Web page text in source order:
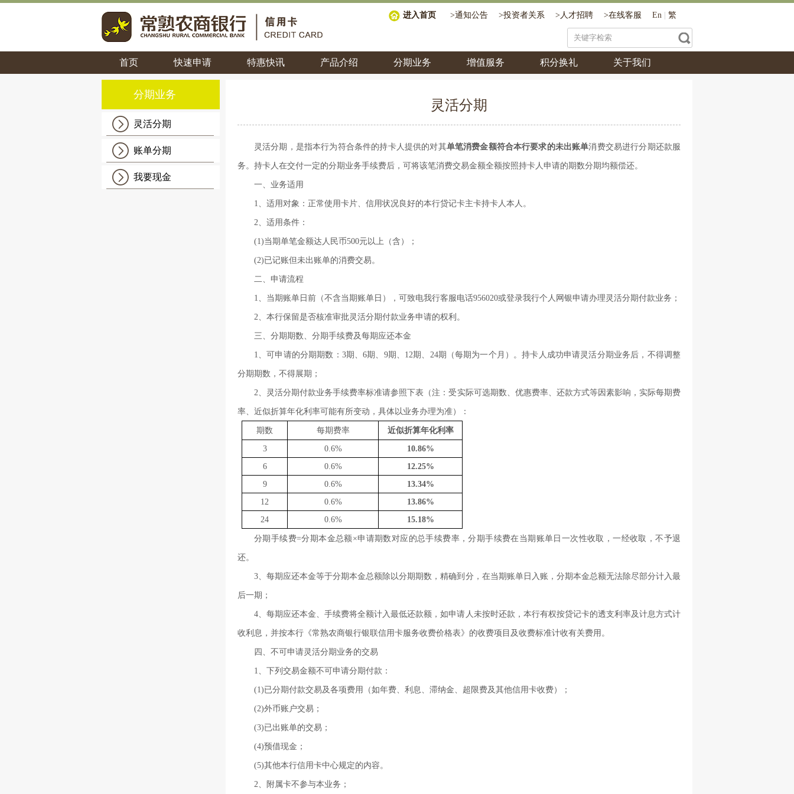
进入首页 >通知公告 >投资者关系 > 人才招聘 >在线客服 En 繁
首页 快速申请 特惠快讯 产品介绍 分期业务 增值服务 积分换礼 关于我们
分期业务
灵活分期
账单分期
我要现金
灵活分期
灵活分期 ， 是指本行为符合条件的持卡人提供的对其单笔消费金额符合本行要求的未出账单消费交易进行分期还款服
务。 持卡人在交付一定的分期业务手续费后， 可将该笔消费交易金额全额按照持卡人申请的期数分期均额偿还。
一、业务适用
1、适用对象：正常使用卡片、信用状况良好的本行贷记卡主卡持卡人本人。
2、适用条件：
(1)当期单笔金额达人民币500元以上（含）；
(2)已记账但未出账单的消费交易。
二、申请流程
1、当期账单日前（不含当期账单日），可致电我行客服电话956020或登录我行个人网银申请办理灵活分期付款业务；
2、 本行保留是否核准审批灵活分期付款业务申请的权利。
三、分期期数、分期手续费及每期应还本金
1、可申请的分期期数：3期、6期、9期、12期、24期（每期为一个月）。持卡人成功申请灵活分期业务后，不得调整
分期期数，不得展期；
2、灵活分期付款业务手续费率标准请参照下表 （注：受实际可选期数、优惠费率、还款方式等因素影响，实际每期 费
率、近似折算年化利率可能有所变动，具体以业务办理为准）：
期数 每期费率 近似折算年化利率
3 0.6%
10.86%
6
0.6%
12.25%
9
0.6%
13.34%
12
0.6%
13.86%
24
0.6% 15.18%
分期手续费=分期本金总额×申请期数对应的总手续费率，分期手续费在当期账单日一次性收取，一经收取，不予退
还。
3、每期应还本金等于分期本金总额除以分期期数，精确到分，在当期账单日入账，分期本金总额无法除尽部分计入最
后一期；
4、每期应还本金、手续费将全额计入最低还款额，如申请人未按时还款，本行有权按贷记卡的透支利率及计息方式计
收利息，并按本行《常熟农商银行银联信用卡服务收费价格表》的收费项目及收费标准计收有关费用。
四、不可申请灵活分期业务的交易
1、下列交易金额不可申请分期付款：
(1)已分期付款交易及各项费用（如年费、利息、滞纳金、超限费及其他信用卡收费）；
(2)外币账户交易；
(3)已出账单的交易；
(4)预借现金；
(5)其他本行信用卡中心规定的内容。
2、附属卡不参与本业务；